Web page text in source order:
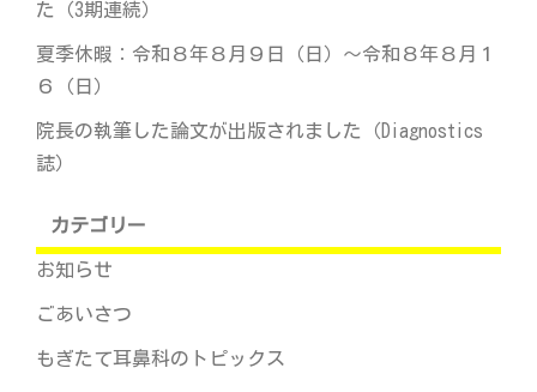
た（3期連続）
夏季休暇：令和８年８月９日（日）～令和８年８月１
６（日）
院長の執筆した論文が出版されました（Diagnostics
誌）
カテゴリー
お知らせ
ごあいさつ
もぎたて耳鼻科のトピックス